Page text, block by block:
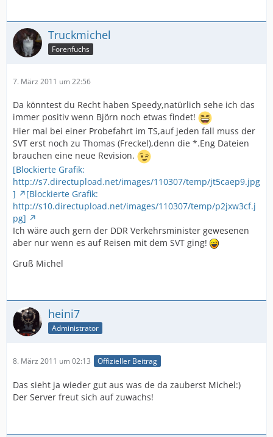
Truckmichel
Forenfuchs
7. März 2011 um 22:56
Da könntest du Recht haben Speedy,natürlich sehe ich das
immer positiv wenn Björn noch etwas findet!
Hier mal bei einer Probefahrt im TS,auf jeden fall muss der
SVT erst noch zu Thomas (Freckel),denn die *.Eng Dateien
brauchen eine neue Revision.
[Blockierte Grafik:
http://s7.directupload.net/images/110307/temp/jt5caep9.jpg
]
[Blockierte Grafik:
http://s10.directupload.net/images/110307/temp/p2jxw3cf.j
pg]
Ich wäre auch gern der DDR Verkehrsminister gewesenen
aber nur wenn es auf Reisen mit dem SVT ging!
Gruß Michel
heini7
Administrator
8. März 2011 um 02:13 Offizieller Beitrag
Das sieht ja wieder gut aus was de da zauberst Michel:)
Der Server freut sich auf zuwachs!